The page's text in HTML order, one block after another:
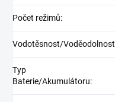
Počet režimů:
Vodotěsnost/Voděodolnost
Typ
Baterie/Akumulátoru: